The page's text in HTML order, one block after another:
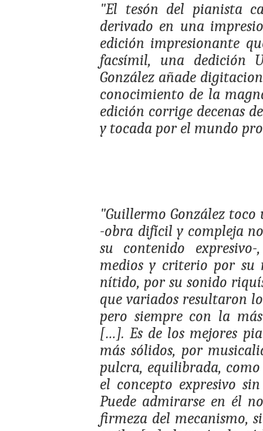
"El tesón del pianista
derivado en una
edición impresionante
facsímil, una dedición
González añade
conocimiento de la
edición corrige decenas
y tocada por el mundo
"Guillermo González
-obra difícil y compleja
su contenido
medios y criterio por su
nítido, por su sonido
que variados resultaron
pero siempre con la
[…]. Es de los mejores
más sólidos, por
pulcra, equilibrada,
el concepto expresivo
Puede admirarse en él
firmeza del mecanismo,